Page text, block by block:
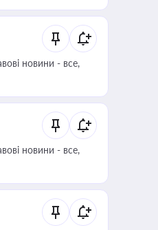
новини - все,
новини - все,